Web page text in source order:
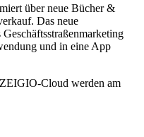
über neue Bücher &
Das neue
und in eine App
Cloud werden am